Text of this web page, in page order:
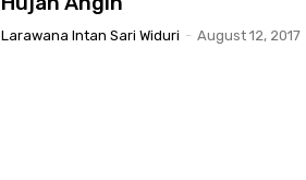
Larawana Intan Sari Widuri - August 12, 2017